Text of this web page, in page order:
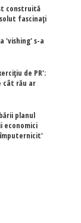
construită
fascinați
'vishing' s-a
de PR':
cât rău ar
planul
economici